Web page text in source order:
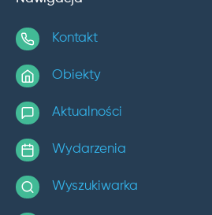
Kontakt
Obiekty
Aktualności
Wydarzenia
Wyszukiwarka